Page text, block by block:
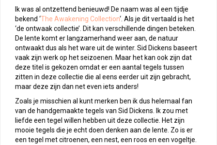
Ik was al ontzettend benieuwd! De naam was al een tijdje
bekend ‘The Awakening Collection‘. Als je dit vertaald is het
‘de ontwaak collectie’. Dit kan verschillende dingen beteken.
De lente komt er langzamerhand weer aan, de natuur
ontwaakt dus als het ware uit de winter. Sid Dickens baseert
vaak zijn werk op het seizoenen. Maar het kan ook zijn dat
deze titel is gekozen omdat er een aantal tegels tussen
zitten in deze collectie die al eens eerder uit zijn gebracht,
maar deze zijn dan net even iets anders!
Zoals je misschien al kunt merken ben ik dus helemaal fan
van de handgemaakte tegels van Sid Dickens. Ik zou met
liefde een tegel willen hebben uit deze collectie. Het zijn
mooie tegels die je echt doen denken aan de lente. Zo is er
een tegel met citroenen, een nest, een roos en een vogeltje.